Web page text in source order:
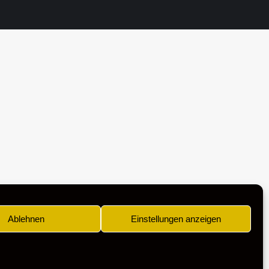
Ablehnen Einstellungen anzeigen